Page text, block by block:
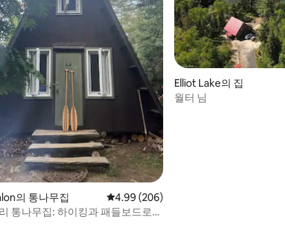
후기 50개
의 통나무집 평점 4.99점(5점 만점), 후기 206개
4.99 (206)
통나무집: 하이킹과 패들보드로
Elliot Lake의 집
월터 님